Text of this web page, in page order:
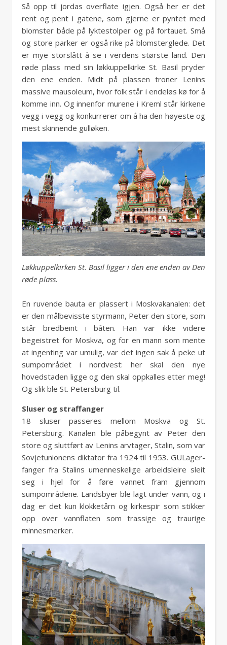
Så opp til jordas overflate igjen. Også her er det
rent og pent i gatene, som gjerne er pyntet med
blomster både på lyktestolper og på fortauet. Små
og store parker er også rike på blomsterglede. Det
er mye storslått å se i verdens største land. Den
røde plass med sin løkkuppelkirke St. Basil pryder
den ene enden. Midt på plassen troner Lenins
massive mausoleum, hvor folk står i endeløs kø for å
komme inn. Og innenfor murene i Kreml står kirkene
vegg i vegg og konkurrerer om å ha den høyeste og
mest skinnende gulløken.
Løkkuppelkirken St. Basil ligger i den ene enden av Den
røde plass.
En ruvende bauta er plassert i Moskvakanalen: det
er den målbevisste styrmann, Peter den store, som
står bredbeint i båten. Han var ikke videre
begeistret for Moskva, og for en mann som mente
at ingenting var umulig, var det ingen sak å peke ut
sumpområdet i nordvest: her skal den nye
hovedstaden ligge og den skal oppkalles etter meg!
Og slik ble St. Petersburg til.
Sluser og straffanger
18 sluser passeres mellom Moskva og St.
Petersburg. Kanalen ble påbegynt av Peter den
store og sluttført av Lenins arvtager, Stalin, som var
Sovjetunionens diktator fra 1924 til 1953. GULager-
fanger fra Stalins umenneskelige arbeidsleire sleit
seg i hjel for å føre vannet fram gjennom
sumpområdene. Landsbyer ble lagt under vann, og i
dag er det kun klokketårn og kirkespir som stikker
opp over vannflaten som trassige og traurige
minnesmerker.